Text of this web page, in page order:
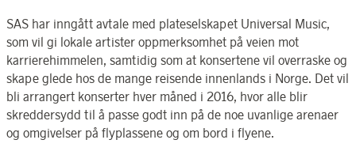
SAS har inngått avtale med plateselskapet Universal Music,
som vil gi lokale artister oppmerksomhet på veien mot
karrierehimmelen, samtidig som at konsertene vil overraske og
skape glede hos de mange reisende innenlands i Norge. Det vil
bli arrangert konserter hver måned i 2016, hvor alle blir
skreddersydd til å passe godt inn på de noe uvanlige arenaer
og omgivelser på flyplassene og om bord i flyene.